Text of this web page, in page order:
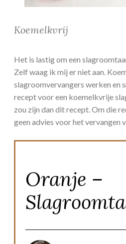
Koemelkvrij
Het is lastig om een
Zelf waag ik mij er niet aan.
slagroomvervangers werken en
recept voor een koemelkvrije
zou zijn dan dit recept. Om die
geen advies voor het vervangen
Oranje –